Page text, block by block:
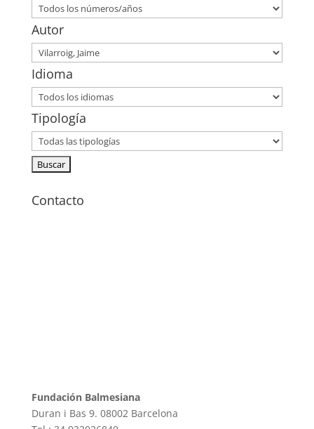
Autor
Idioma
Tipología
Contacto
Fundación Balmesiana
Duran i Bas 9. 08002 Barcelona